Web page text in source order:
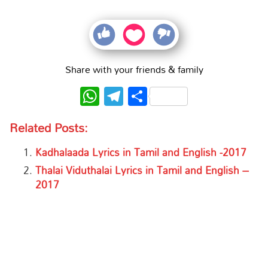
Share with your friends & family
WhatsApp
Telegram
Share
Related Posts:
Kadhalaada Lyrics in Tamil and English -2017
Thalai Viduthalai Lyrics in Tamil and English –
2017